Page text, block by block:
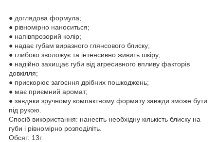
● доглядова формула;
● рівномірно наноситься;
● напівпрозорий колір;
● надає губам виразного глянсового блиску;
● глибоко зволожує та інтенсивно живить шкіру;
● надійно захищає губи від агресивного впливу факторів
довкілля;
● прискорює загоєння дрібних пошкоджень;
● має приємний аромат;
● завдяки зручному компактному формату завжди зможе бути
під рукою.
Спосіб використання: нанесіть необхідну кількість блиску на
губи і рівномірно розподіліть.
Обсяг: 13г